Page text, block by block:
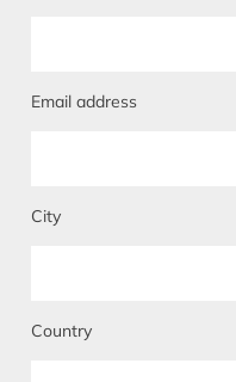
Email address
City
Country